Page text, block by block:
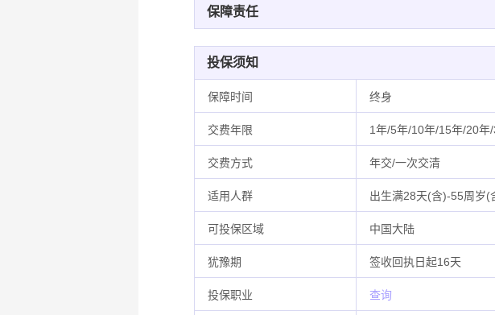
保障责任
投保须知
保障时间 终身
交费年限 1年/5年/10年/15年/20年
交费方式 年交/一次交清
适用人群 出生满28天(含)-55周岁(
可投保区域 中国大陆
犹豫期 签收回执日起16天
投保职业 查询